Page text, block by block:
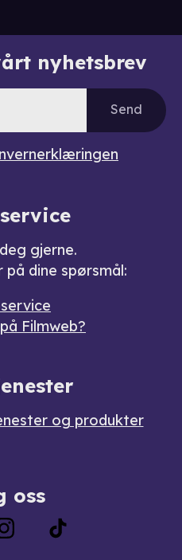
nyhetsbrev
Send
gjerne.
på dine spørsmål:
Filmweb?
og produkter
oss